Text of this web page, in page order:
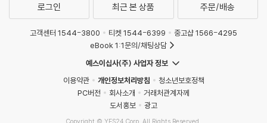
로그인 최근 본 상품 주문/배송
고객센터 1544-3800 티켓 1544-6399
중고샵 1566-4295
eBook 1:1문의/채팅상담
예스이십사(주) 사업자 정보
이용약관
개인정보처리방침
청소년보호정책
PC버전
회사소개
거래처관계자께
도서홍보
광고
Copyright © YES24 Corp. All Rights Reserved.